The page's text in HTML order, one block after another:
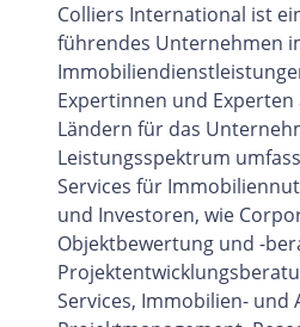
Colliers International ist
führendes Unternehmen
Expertinnen und
Ländern für das
Leistungsspektrum
Services für
und Investoren, wie
Objektbewertung und -
Services, Immobilien- und